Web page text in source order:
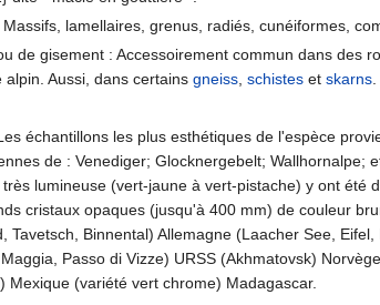
lamellaires, grenus, radiés, cunéiformes,
de gisement : Accessoirement commun dans des
alpin. Aussi, dans certainsgneiss ,schistes etskarns
échantillons les plus esthétiques de l'espèce
de : Venediger; Glocknergebelt; Wallhornalpe;
lumineuse (vert-jaune à vert-pistache) y ont été
cristaux opaques (jusqu'à 400 mm) de couleur
Tavetsch, Binnental) Allemagne (Laacher See,
Passo di Vizze) URSS (Akhmatovsk)
Mexique (variété vert chrome) Madagascar.